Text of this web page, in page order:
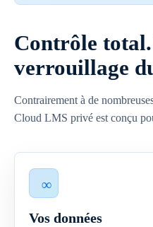
Contrôle total.
verrouillage
Contrairement à de
Cloud LMS privé est conçu
Vos données